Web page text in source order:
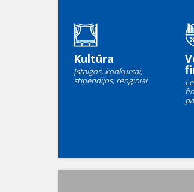
Kultūra
Įstaigos, konkursai,
stipendijos, renginiai